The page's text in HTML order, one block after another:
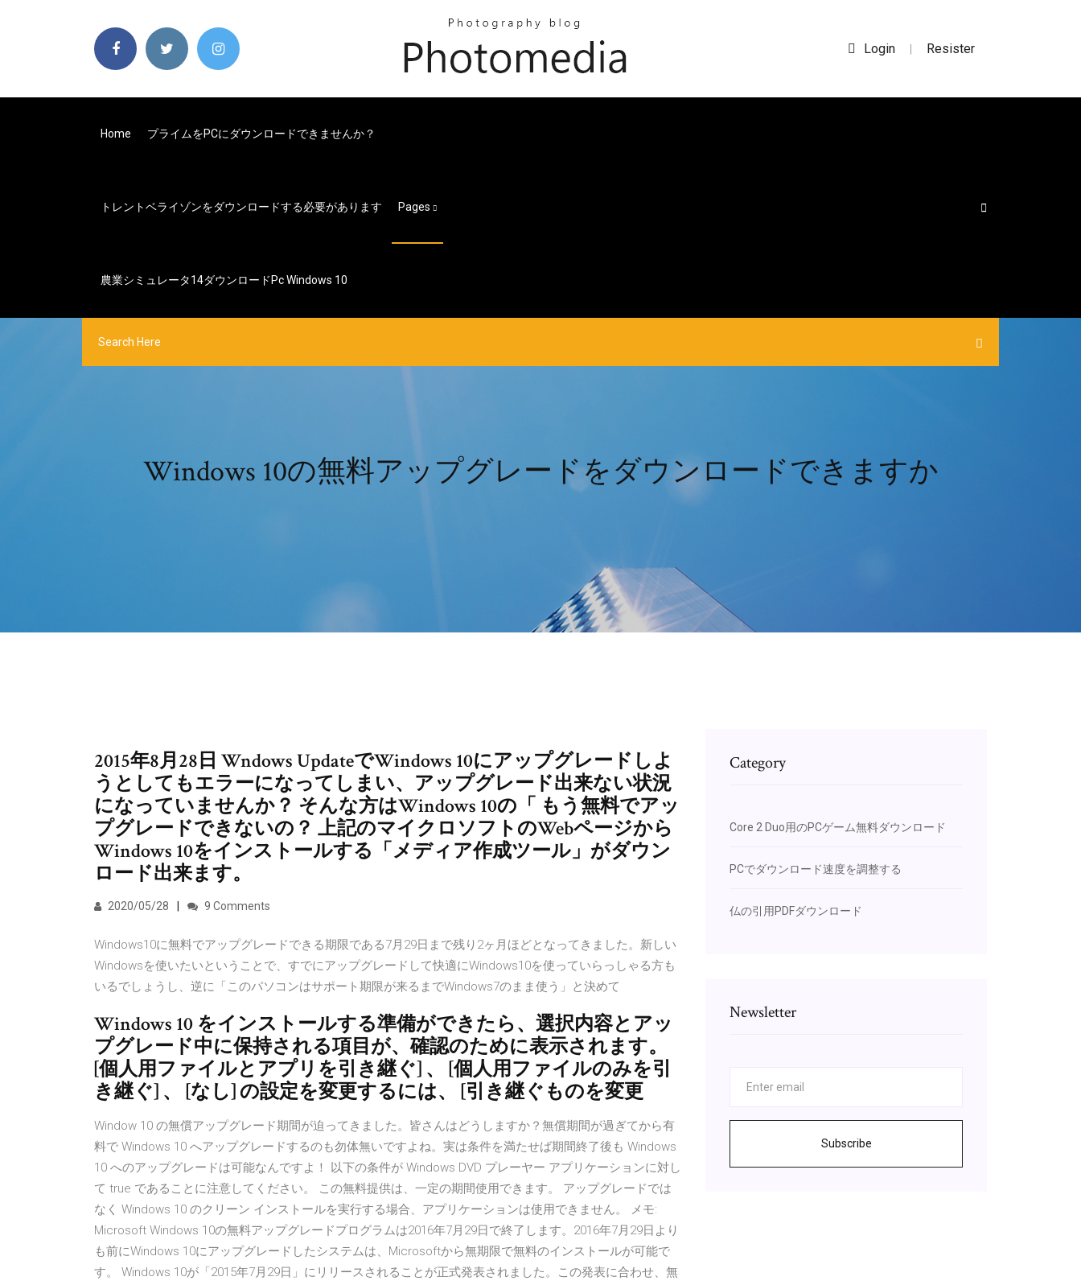
Login | Resister
Home プライムをPCにダウンロードできませんか？
トレントベライゾンをダウンロードする必要があります Pages
農業シミュレータ14ダウンロードpc Windows 10
Windows 10の無料アップグレードをダウンロードできますか
2015年8月28日 Wndows UpdateでWindows 10にアップグレードしよ
うとしてもエラーになってしまい、アップグレード出来ない状況
になっていませんか？ そんな方はWindows 10の「 もう無料でアッ
プグレードできないの？ 上記のマイクロソフトのWebページから
Windows 10をインストールする「メディア作成ツール」がダウン
ロード出来ます。
2020/05/28 9 Comments
Windows10に無料でアップグレードできる期限である7月29日まで残り2ヶ月ほどとなってきました。新しい
Windowsを使いたいということで、すでにアップグレードして快適にWindows10を使っていらっしゃる方も
いるでしょうし、逆に「このパソコンはサポート期限が来るまでWindows7のまま使う」と決めて
Windows 10 をインストールする準備ができたら、選択内容とアッ
プグレード中に保持される項目が、確認のために表示されます。
[個人用ファイルとアプリを引き継ぐ] 、 [個人用ファイルのみを引
き継ぐ] 、 [なし] の設定を変更するには、 [引き継ぐものを変更
Window 10 の無償アップグレード期間が迫ってきました。皆さんはどうしますか？無償期間が過ぎてから有
料で Windows 10 へアップグレードするのも勿体無いですよね。実は条件を満たせば期間終了後も Windows
10 へのアップグレードは可能なんですよ！ 以下の条件が Windows DVD プレーヤー アプリケーションに対し
て true であることに注意してください。 この無料提供は、一定の期間使用できます。 アップグレードでは
なく Windows 10 のクリーン インストールを実行する場合、アプリケーションは使用できません。 メモ:
Microsoft Windows 10の無料アップグレードプログラムは2016年7月29日で終了します。2016年7月29日より
も前にWindows 10にアップグレードしたシステムは、Microsoftから無期限で無料のインストールが可能で
す。 Windows 10が「2015年7月29日」にリリースされることが正式発表されました。この発表に合わせ、無
Category
Core 2 Duo用のPCゲーム無料ダウンロード
PCでダウンロード速度を調整する
仏の引用PDFダウンロード
Newsletter
Subscribe